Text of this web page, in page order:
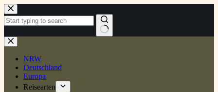
Zum
Inhalt
springen
Keine
Ergebnisse
NRW
Deutschland
Europa
Reisearten